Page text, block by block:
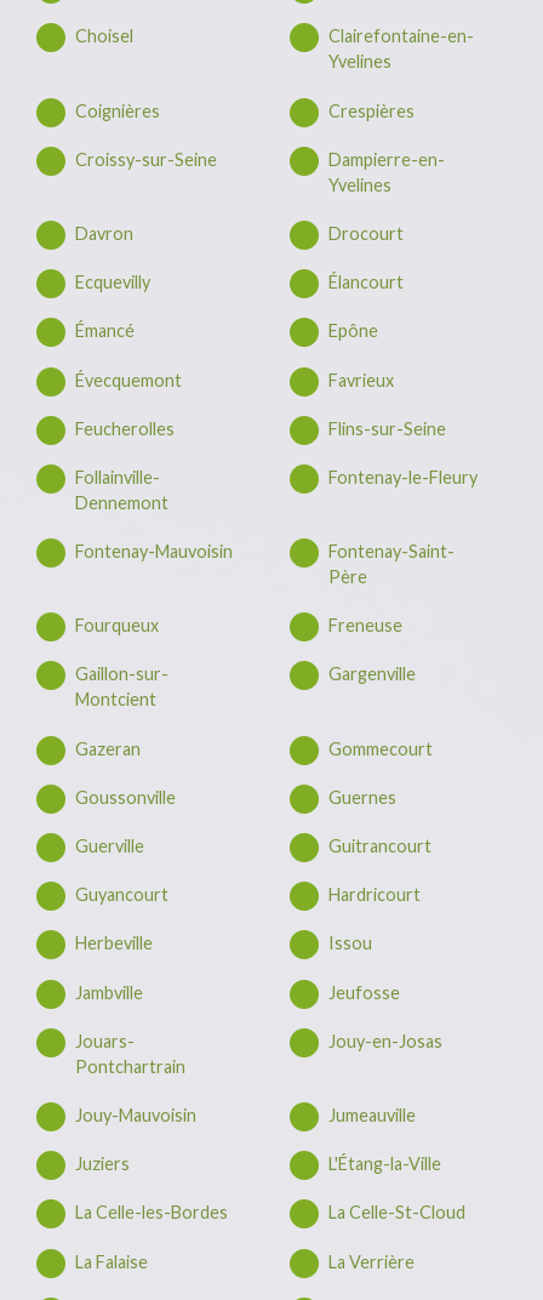
Choisel
Clairefontaine-en-
Yvelines
Coignières Crespières
Croissy-sur-Seine
Dampierre-en-
Yvelines
Davron Drocourt
Ecquevilly Élancourt
Émancé Epône
Évecquemont Favrieux
Feucherolles Flins-sur-Seine
Follainville-
Dennemont
Fontenay-le-Fleury
Fontenay-Mauvoisin
Fontenay-Saint-
Père
Fourqueux Freneuse
Gaillon-sur-
Montcient
Gargenville
Gazeran Gommecourt
Goussonville Guernes
Guerville Guitrancourt
Guyancourt Hardricourt
Herbeville Issou
Jambville Jeufosse
Jouars-
Pontchartrain
Jouy-en-Josas
Jouy-Mauvoisin Jumeauville
Juziers L'Étang-la-Ville
La Celle-les-Bordes La Celle-St-Cloud
La Falaise La Verrière